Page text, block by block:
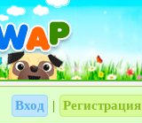
Вход Регистрация